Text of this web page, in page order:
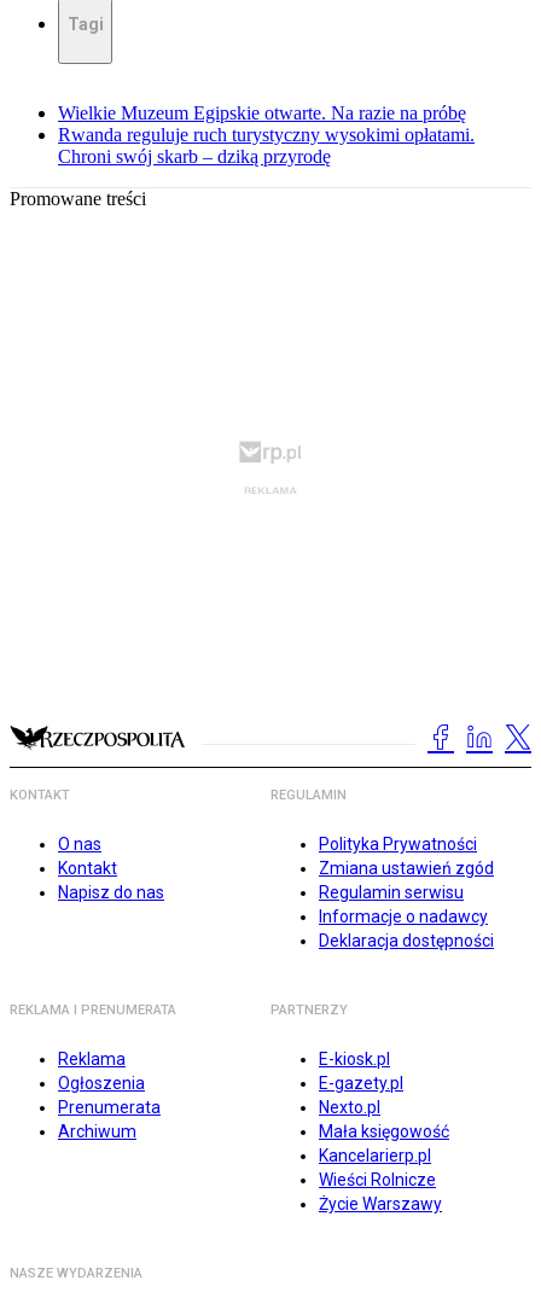
Tagi
Wielkie Muzeum Egipskie otwarte. Na razie na próbę
Rwanda reguluje ruch turystyczny wysokimi opłatami.
Chroni swój skarb – dziką przyrodę
Promowane treści
KONTAKT
O nas
Kontakt
Napisz do nas
REGULAMIN
Polityka Prywatności
Zmiana ustawień zgód
Regulamin serwisu
Informacje o nadawcy
Deklaracja dostępności
REKLAMA I PRENUMERATA
Reklama
Ogłoszenia
Prenumerata
Archiwum
PARTNERZY
E-kiosk.pl
E-gazety.pl
Nexto.pl
Mała księgowość
Kancelarierp.pl
Wieści Rolnicze
Życie Warszawy
NASZE WYDARZENIA